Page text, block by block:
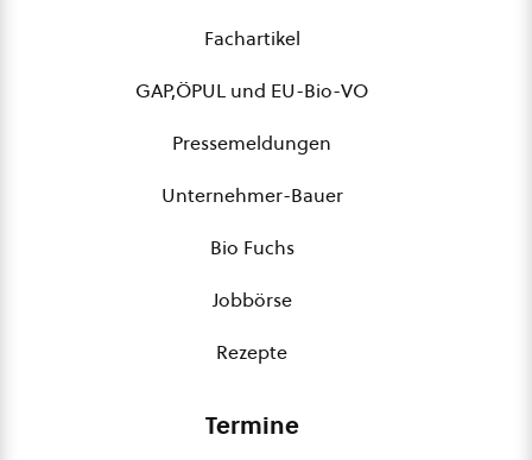
Fachartikel
GAP,ÖPUL und EU-Bio-VO
Pressemeldungen
Unternehmer-Bauer
Bio Fuchs
Jobbörse
Rezepte
Termine